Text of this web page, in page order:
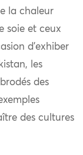
la chaleur
soie et ceux
d’exhiber
les
des
des cultures